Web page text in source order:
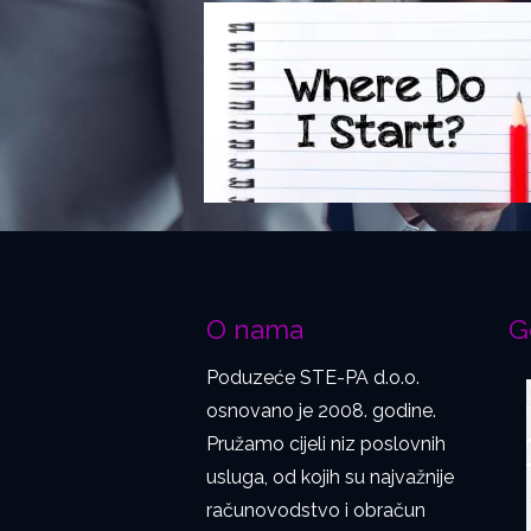
O nama
Poduzeće STE-PA d.o.o.
osnovano je 2008. godine.
Pružamo cijeli niz poslovnih
usluga, od kojih su najvažnije
računovodstvo i obračun